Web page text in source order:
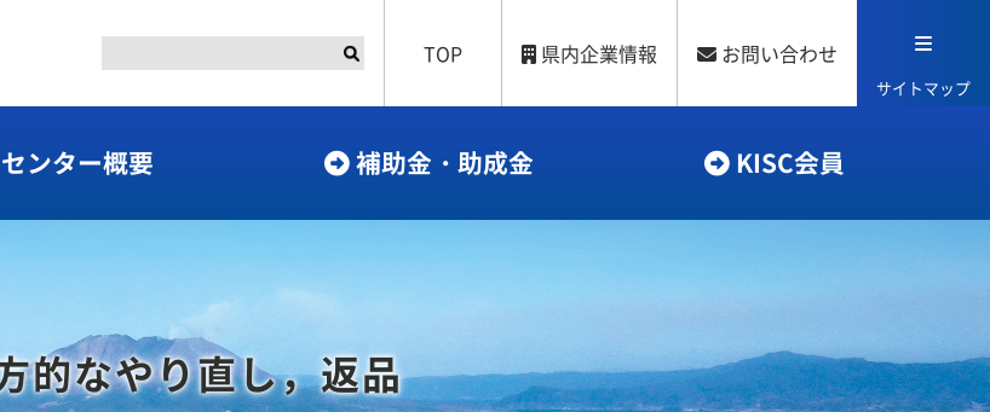
TOP 県内企業情報 お問い合わせ
サイトマップ
センター概要 補助金・助成金 KISC会員
的なやり直し，返品